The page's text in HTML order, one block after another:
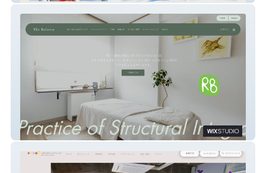
RE+ BALANCE